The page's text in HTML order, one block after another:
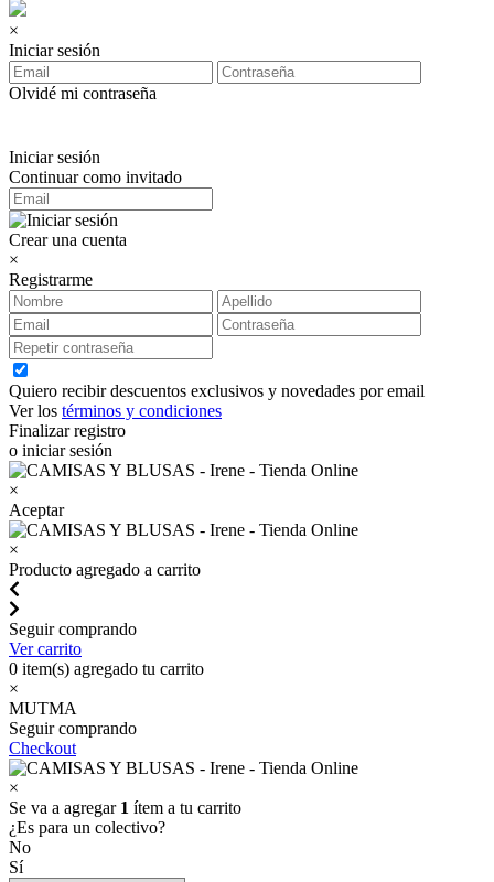
×
Iniciar sesión
Olvidé mi contraseña
Iniciar sesión
Continuar como invitado
Crear una cuenta
×
Registrarme
Quiero recibir descuentos exclusivos y novedades por email
Ver los términos y condiciones
Finalizar registro
o iniciar sesión
×
Aceptar
×
Producto agregado a carrito
Seguir comprando
Ver carrito
0 item(s) agregado tu carrito
×
MUTMA
Seguir comprando
Checkout
×
Se va a agregar 1 ítem a tu carrito
¿Es para un colectivo?
No
Sí